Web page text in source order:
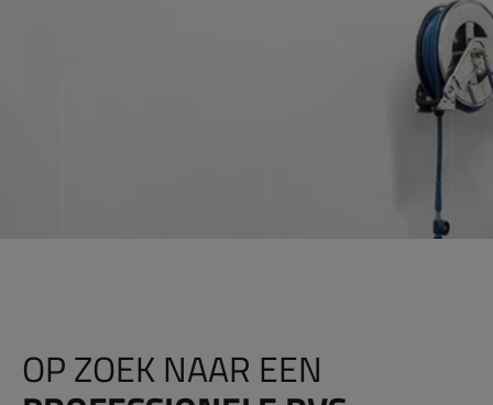
OP ZOEK NAAR EEN